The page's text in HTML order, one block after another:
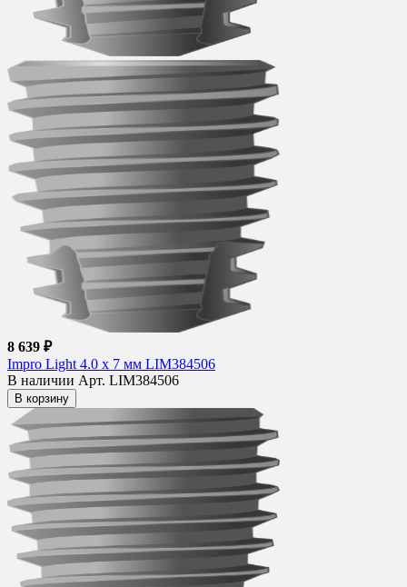
8 639 ₽
Impro Light 4.0 х 7 мм LIM384506
В наличии Арт. LIM384506
В корзину